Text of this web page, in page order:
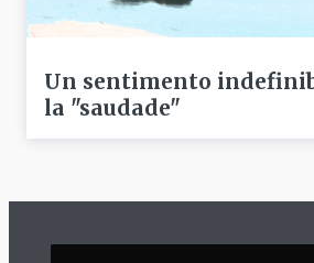
Un sentimento
la "saudade"